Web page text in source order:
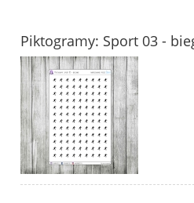
Piktogramy: Sport 03 -